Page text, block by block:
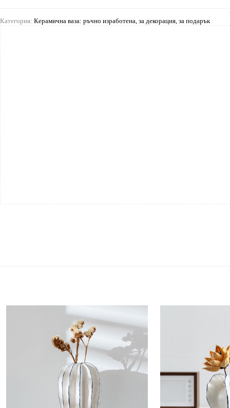
Категория: Керамична ваза: ръчно изработена, за декорация, за подарък